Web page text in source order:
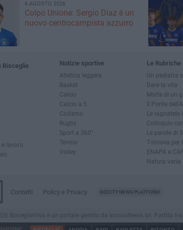
6 AGOSTO 2026
Colpo Unione: Sergio Diaz è un
nuovo centrocampista azzurro
Bisceglie
lavoro
Notizie sportive
Atletica leggera
Basket
Calcio
Calcio a 5
Ciclismo
Rugby
Sport a 360°
Tennis
Volley
Le Rubriche
Un pediatra
Dare la vita
Morte di un
Il Ponte
Le ragnatele
Colloquio
Le parole di
T-innova per
ENAPA e
Natura varia
Contatti Policy e Privacy GOCITY NEWS PLATFORM
BisceglieViva è un portale gestito da InnovaNews srl. Partita